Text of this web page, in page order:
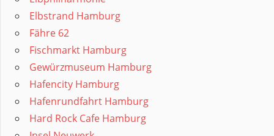
Elbstrand Hamburg
Fähre 62
Fischmarkt Hamburg
Gewürzmuseum Hamburg
Hafencity Hamburg
Hafenrundfahrt Hamburg
Hard Rock Cafe Hamburg